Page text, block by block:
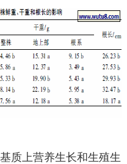
质上营养生长和生殖生